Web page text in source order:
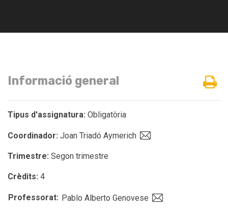
Informació general
Tipus d'assignatura: Obligatòria
Coordinador: Joan Triadó Aymerich
Trimestre: Segon trimestre
Crèdits: 4
Professorat: Pablo Alberto Genovese